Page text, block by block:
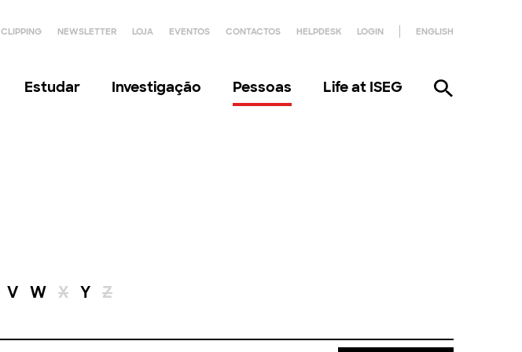
CLIPPING NEWSLETTER LOJA EVENTOS CONTACTOS HELPDESK LOGIN ENGLISH
Estudar Investigação Pessoas Life at ISEG
V W X Y Z